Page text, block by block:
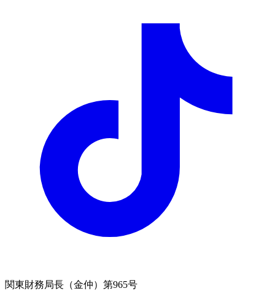
関東財務局長（金仲）第965号